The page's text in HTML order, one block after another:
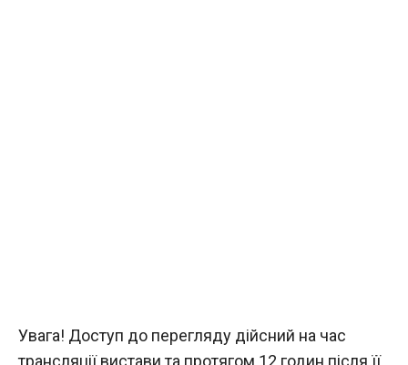
Увага! Доступ до перегляду дійсний на час
трансляції вистави та протягом 12 годин після її